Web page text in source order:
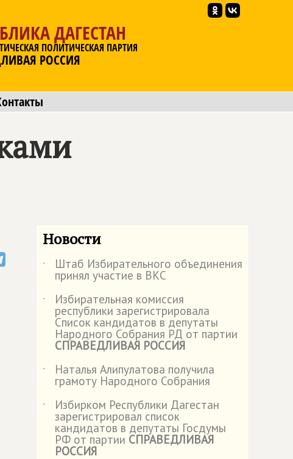
ДАГЕСТАН
ПОЛИТИЧЕСКАЯ ПАРТИЯ
РОССИЯ
Новости
˙ Штаб Избирательного объединения
принял участие в ВКС
˙
Избирательная комиссия
республики зарегистрировала
Список кандидатов в депутаты
Народного Собрания РД от партии
СПРАВЕДЛИВАЯ РОССИЯ
˙
Наталья Алипулатова получила
грамоту Народного Собрания
˙
Избирком Республики Дагестан
зарегистрировал список
кандидатов в депутаты Госдумы
РФ от партии СПРАВЕДЛИВАЯ
РОССИЯ